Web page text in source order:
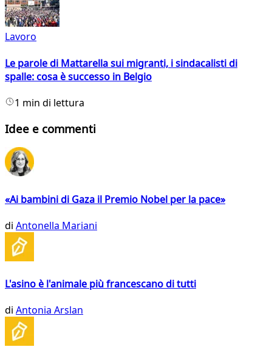
Lavoro
Le parole di Mattarella sui migranti, i sindacalisti di
spalle: cosa è successo in Belgio
1 min di lettura
Idee e commenti
«Ai bambini di Gaza il Premio Nobel per la pace»
di Antonella Mariani
L'asino è l'animale più francescano di tutti
di Antonia Arslan